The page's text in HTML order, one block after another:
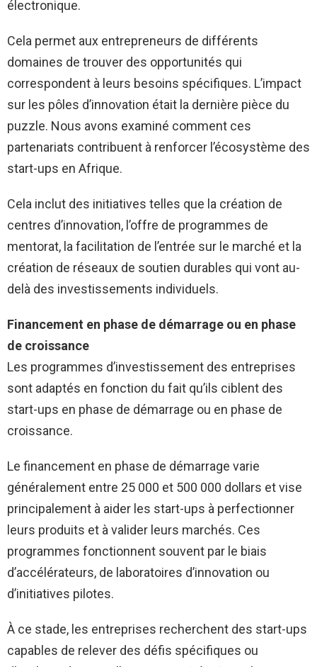
électronique.
Cela permet aux entrepreneurs de différents
domaines de trouver des opportunités qui
correspondent à leurs besoins spécifiques. L’impact
sur les pôles d’innovation était la dernière pièce du
puzzle. Nous avons examiné comment ces
partenariats contribuent à renforcer l’écosystème des
start-ups en Afrique.
Cela inclut des initiatives telles que la création de
centres d’innovation, l’offre de programmes de
mentorat, la facilitation de l’entrée sur le marché et la
création de réseaux de soutien durables qui vont au-
delà des investissements individuels.
Financement en phase de démarrage ou en phase
de croissance
Les programmes d’investissement des entreprises
sont adaptés en fonction du fait qu’ils ciblent des
start-ups en phase de démarrage ou en phase de
croissance.
Le financement en phase de démarrage varie
généralement entre 25 000 et 500 000 dollars et vise
principalement à aider les start-ups à perfectionner
leurs produits et à valider leurs marchés. Ces
programmes fonctionnent souvent par le biais
d’accélérateurs, de laboratoires d’innovation ou
d’initiatives pilotes.
À ce stade, les entreprises recherchent des start-ups
capables de relever des défis spécifiques ou